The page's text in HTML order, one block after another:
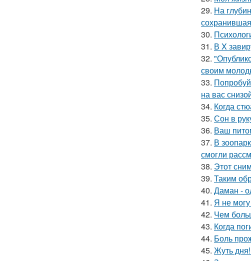
29. На
30.
31. В X
32.
своим
33.
на вас
34. Когда
35. Сон в
36. Ваш
37. В
смогли
38. Этот
39. Таким
40. Даман -
41. Я не
42. Чем
43. Когда
44. Боль
45. Жуть